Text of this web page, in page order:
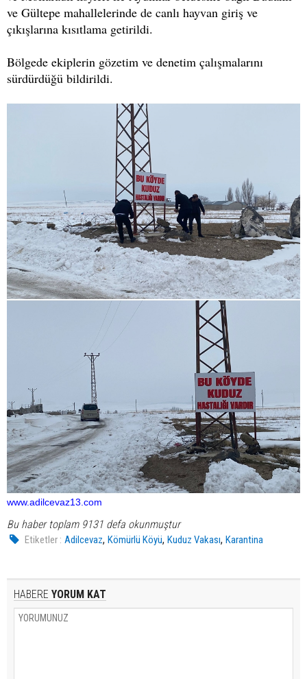
ve Gültepe mahallelerinde de canlı hayvan giriş ve
çıkışlarına kısıtlama getirildi.
Bölgede ekiplerin gözetim ve denetim çalışmalarını
sürdürdüğü bildirildi.
www.adilcevaz13.com
Bu haber toplam 9131 defa okunmuştur
Etiketler : Adilcevaz,Kömürlü Köyü,Kuduz Vakası,Karantina
HABERE YORUM KAT